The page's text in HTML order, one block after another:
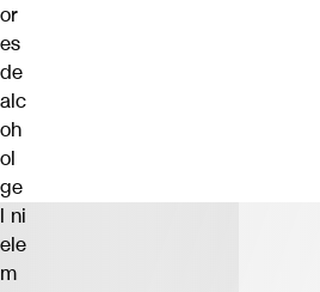
or
es
de
alc
oh
ol
ge
l ni
ele
m